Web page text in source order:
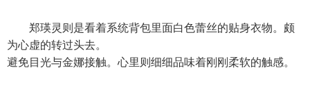
郑瑛灵则是看着系统背包里面白色蕾丝的贴身衣物。颇
为心虚的转过头去。
避免目光与金娜接触。心里则细细品味着刚刚柔软的触感。